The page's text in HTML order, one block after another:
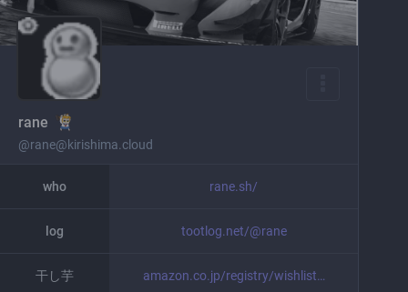
rane
@rane@kirishima.cloud
who rane.sh/
log tootlog.net/@rane
干し芋 amazon.co.jp/registry/wishlist